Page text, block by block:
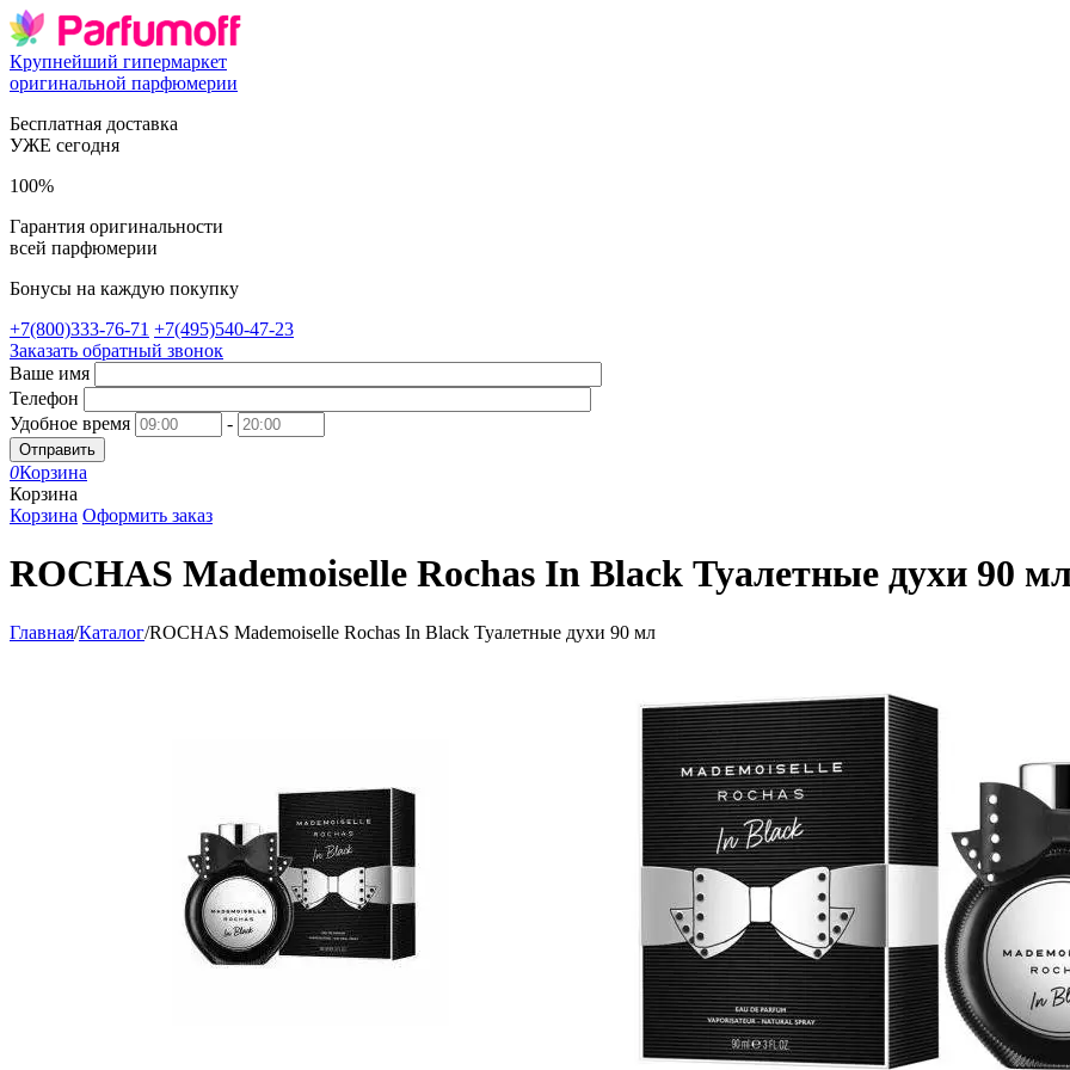
Крупнейший гипермаркет
оригинальной парфюмерии
Бесплатная доставка
УЖЕ сегодня
100%
Гарантия оригинальности
всей парфюмерии
Бонусы на каждую покупку
+7(800)333-76-71 +7(495)540-47-23
Заказать обратный звонок
Ваше имя
Телефон
Удобное время
-
Отправить
0Корзина
Корзина
Корзина Оформить заказ
ROCHAS Mademoiselle Rochas In Black Туалетные духи 90
Главная/Каталог/ROCHAS Mademoiselle Rochas In Black Туалетные духи 90 мл